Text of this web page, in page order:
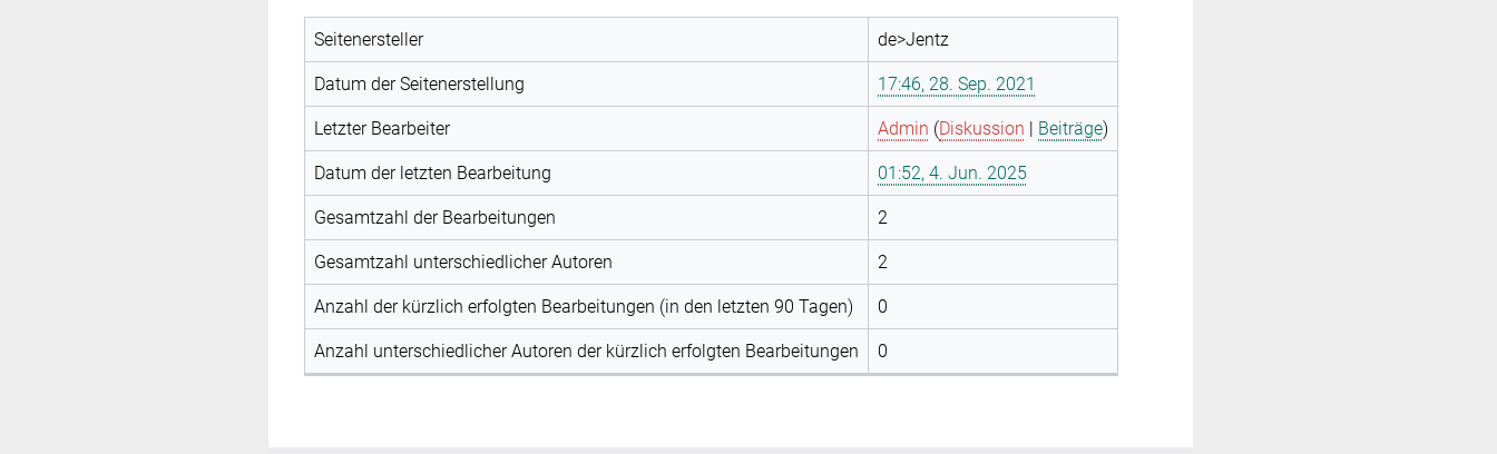
Seitenersteller de>Jentz
Datum der Seitenerstellung 17:46, 28. Sep. 2021
Letzter Bearbeiter Admin (Diskussion | Beiträge)
Datum der letzten Bearbeitung 01:52, 4. Jun. 2025
Gesamtzahl der Bearbeitungen 2
Gesamtzahl unterschiedlicher Autoren 2
Anzahl der kürzlich erfolgten Bearbeitungen (in den letzten 90 Tagen) 0
Anzahl unterschiedlicher Autoren der kürzlich erfolgten Bearbeitungen 0